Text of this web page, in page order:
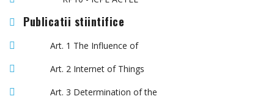
Publicatii stiintifice
Art. 1 The Influence of
Art. 2 Internet of Things
Art. 3 Determination of the